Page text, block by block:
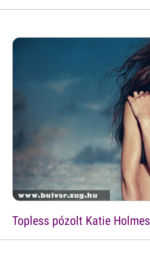
Topless pózolt Katie Holmes